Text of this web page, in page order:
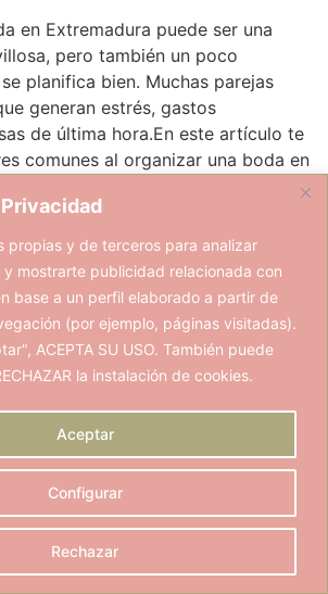
propias y de terceros para analizar
y mostrarte publicidad relacionada con
base a un perfil elaborado a partir de
(por ejemplo, páginas visitadas).
ACEPTA SU USO. También puede
la instalación de cookies.
Configurar
Rechazar
Aceptar
en Extremadura puede ser una
pero también un poco
planifica bien. Muchas parejas
generan estrés, gastos
de última hora.En este artículo te
comunes al organizar una boda en
eventosydecoracion@lujodedetalles.com
(+34) 661 464 458
Instagram
Facebook
Bodas.net